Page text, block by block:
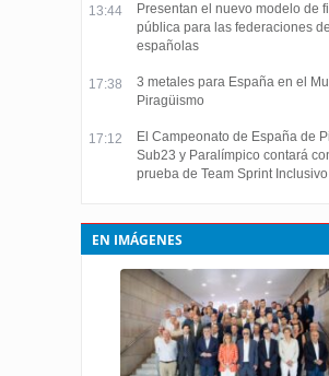
13:44
Presentan el nuevo modelo de
pública para las federaciones
españolas
17:38
3 metales para España en el
Piragüismo
17:12
El Campeonato de España de
Sub23 y Paralímpico contará
prueba de Team Sprint Inclusivo
EN IMÁGENES